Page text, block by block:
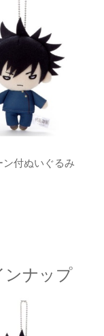
ン付ぬいぐるみ
ンナップ